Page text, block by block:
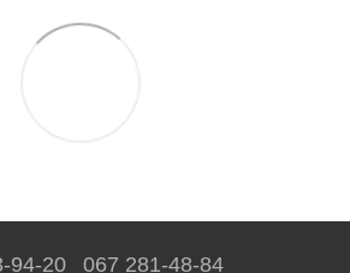
94-20 067 281-48-84